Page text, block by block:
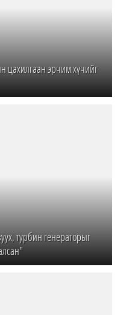
цахилгаан эрчим хүчийг
турбин генераторыг